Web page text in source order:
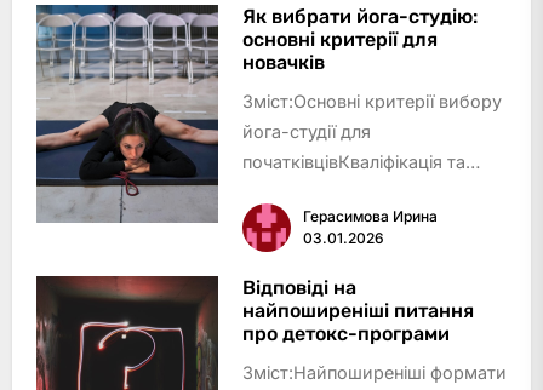
смакІнтервальне голодування:
харчуйся за
годинникомРослинний раціон:
тенденція до …
Як вибрати йога-студію:
основні критерії для
новачків
Зміст:Основні критерії вибору
йога-студії для
початківцівКваліфікація та
йога-занять та стилі
практикиАтмосфера студії та
зручностіРозташування та
розклад занятьПрозорість цін
та додатк…
Герасимова Ирина
03.01.2026
Відповіді на
найпоширеніші питання
про детокс-програми
Зміст:Найпоширеніші формати